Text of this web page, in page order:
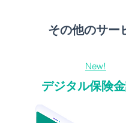
その他のサー
New!
デジタル保険